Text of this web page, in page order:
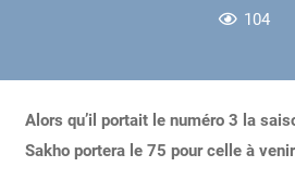
104
Alors qu’il portait le numéro 3 la
Sakho portera le 75 pour celle à venir